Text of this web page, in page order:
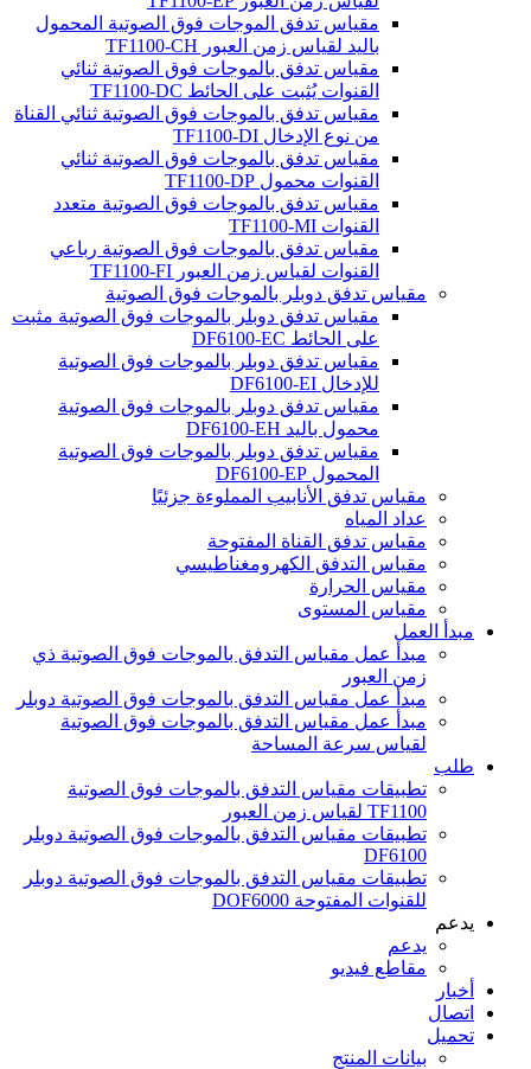
مقياس تدفق الموجات فوق الصوتية المحمول
باليد لقياس زمن العبور TF1100-CH
مقياس تدفق بالموجات فوق الصوتية ثنائي
القنوات يُثبت على الحائط TF1100-DC
مقياس تدفق بالموجات فوق الصوتية ثنائي القناة
من نوع الإدخال TF1100-DI
مقياس تدفق بالموجات فوق الصوتية ثنائي
القنوات محمول TF1100-DP
مقياس تدفق بالموجات فوق الصوتية متعدد
القنوات TF1100-MI
مقياس تدفق بالموجات فوق الصوتية رباعي
القنوات لقياس زمن العبور TF1100-FI
مقياس تدفق دوبلر بالموجات فوق الصوتية
مقياس تدفق دوبلر بالموجات فوق الصوتية مثبت
على الحائط DF6100-EC
مقياس تدفق دوبلر بالموجات فوق الصوتية
للإدخال DF6100-EI
مقياس تدفق دوبلر بالموجات فوق الصوتية
محمول باليد DF6100-EH
مقياس تدفق دوبلر بالموجات فوق الصوتية
المحمول DF6100-EP
مقياس تدفق الأنابيب المملوءة جزئيًا
عداد المياه
مقياس تدفق القناة المفتوحة
مقياس التدفق الكهرومغناطيسي
مقياس الحرارة
مقياس المستوى
مبدأ العمل
مبدأ عمل مقياس التدفق بالموجات فوق الصوتية ذي
زمن العبور
مبدأ عمل مقياس التدفق بالموجات فوق الصوتية دوبلر
مبدأ عمل مقياس التدفق بالموجات فوق الصوتية
لقياس سرعة المساحة
طلب
تطبيقات مقياس التدفق بالموجات فوق الصوتية
TF1100 لقياس زمن العبور
تطبيقات مقياس التدفق بالموجات فوق الصوتية دوبلر
DF6100
تطبيقات مقياس التدفق بالموجات فوق الصوتية دوبلر
للقنوات المفتوحة DOF6000
يدعم
يدعم
مقاطع فيديو
أخبار
اتصال
تحميل
بيانات المنتج